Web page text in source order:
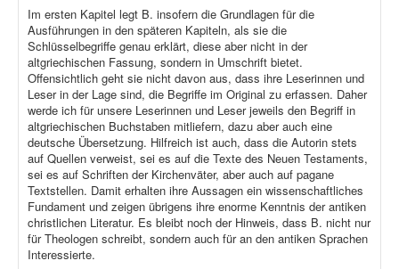
Im ersten Kapitel legt B. insofern die Grundlagen für die
Ausführungen in den späteren Kapiteln, als sie die
Schlüsselbegriffe genau erklärt, diese aber nicht in der
altgriechischen Fassung, sondern in Umschrift bietet.
Offensichtlich geht sie nicht davon aus, dass ihre Leserinnen und
Leser in der Lage sind, die Begriffe im Original zu erfassen. Daher
werde ich für unsere Leserinnen und Leser jeweils den Begriff in
altgriechischen Buchstaben mitliefern, dazu aber auch eine
deutsche Übersetzung. Hilfreich ist auch, dass die Autorin stets
auf Quellen verweist, sei es auf die Texte des Neuen Testaments,
sei es auf Schriften der Kirchenväter, aber auch auf pagane
Textstellen. Damit erhalten ihre Aussagen ein wissenschaftliches
Fundament und zeigen übrigens ihre enorme Kenntnis der antiken
christlichen Literatur. Es bleibt noch der Hinweis, dass B. nicht nur
für Theologen schreibt, sondern auch für an den antiken Sprachen
Interessierte.